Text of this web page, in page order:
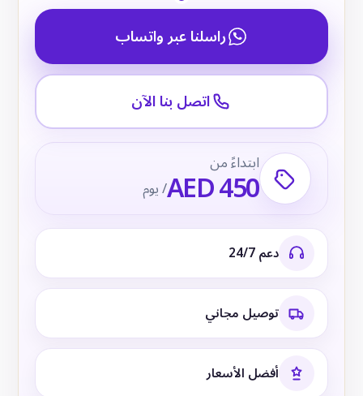
راسلنا عبر واتساب
اتصل بنا الآن
ابتداءً من
AED 450/ يوم
دعم 24/7
توصيل مجاني
أفضل الأسعار